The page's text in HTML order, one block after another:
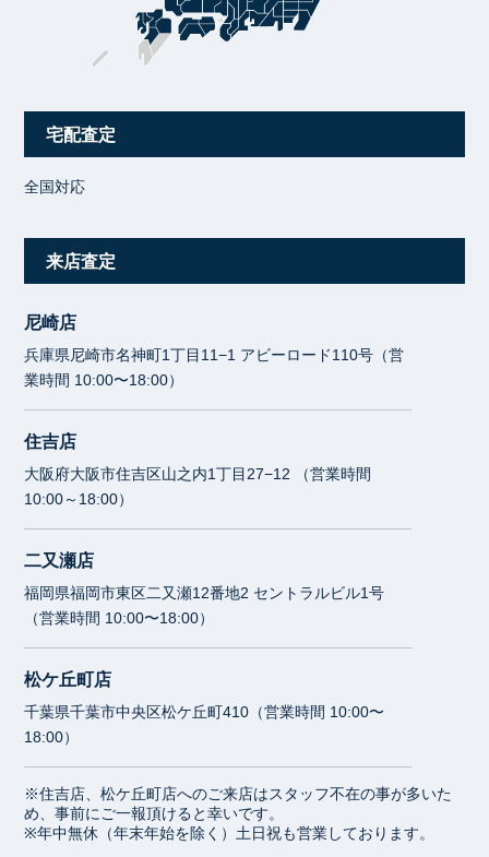
宅配査定
全国対応
来店査定
尼崎店
兵庫県尼崎市名神町1丁目11−1 アビーロード110号（営
業時間 10:00〜18:00）
住吉店
大阪府大阪市住吉区山之内1丁目27−12 （営業時間
10:00～18:00）
二又瀬店
福岡県福岡市東区二又瀬12番地2 セントラルビル1号
（営業時間 10:00〜18:00）
松ケ丘町店
千葉県千葉市中央区松ケ丘町410（営業時間 10:00〜
18:00）
※住吉店、松ケ丘町店へのご来店はスタッフ不在の事が多いた
め、事前にご一報頂けると幸いです。
※年中無休（年末年始を除く）土日祝も営業しております。